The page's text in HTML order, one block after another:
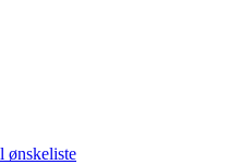
ønskeliste